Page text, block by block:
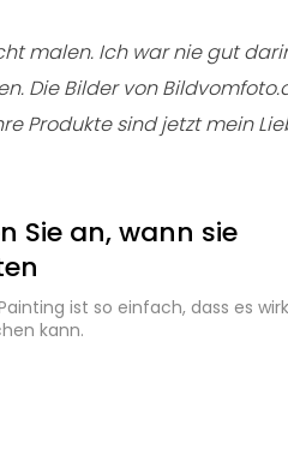
malen. Ich war nie gut
Die Bilder von
Produkte sind jetzt mein
Sie an, wann sie
ist so einfach, dass es
kann.